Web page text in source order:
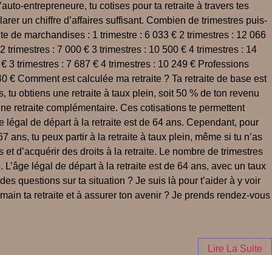
entrepreneure, tu cotises pour ta retraite à travers tes
un chiffre d’affaires suffisant. Combien de trimestres puis-
de marchandises : 1 trimestre : 6 033 € 2 trimestres : 12 066
: 7 000 € 3 trimestres : 10 500 € 4 trimestres : 14
3 trimestres : 7 687 € 4 trimestres : 10 249 € Professions
€ Comment est calculée ma retraite ? Ta retraite de base est
obtiens une retraite à taux plein, soit 50 % de ton revenu
retraite complémentaire. Ces cotisations te permettent
légal de départ à la retraite est de 64 ans. Cependant, pour
ans, tu peux partir à la retraite à taux plein, même si tu n’as
d’acquérir des droits à la retraite. Le nombre de trimestres
légal de départ à la retraite est de 64 ans, avec un taux
questions sur ta situation ? Je suis là pour t’aider à y voir
ta retraite et à assurer ton avenir ? Je prends rendez-vous
Lire La Suite